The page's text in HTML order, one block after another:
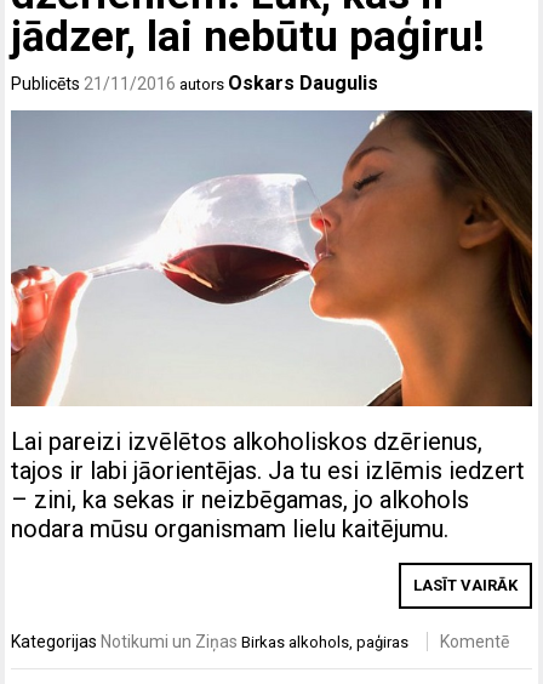
jādzer, lai nebūtu paģiru!
Publicēts 21/11/2016 autors Oskars Daugulis
Lai pareizi izvēlētos alkoholiskos dzērienus,
tajos ir labi jāorientējas. Ja tu esi izlēmis iedzert
– zini, ka sekas ir neizbēgamas, jo alkohols
nodara mūsu organismam lielu kaitējumu.
LASĪT VAIRĀK
Kategorijas Notikumi un Ziņas Birkasalkohols,paģiras Komentē